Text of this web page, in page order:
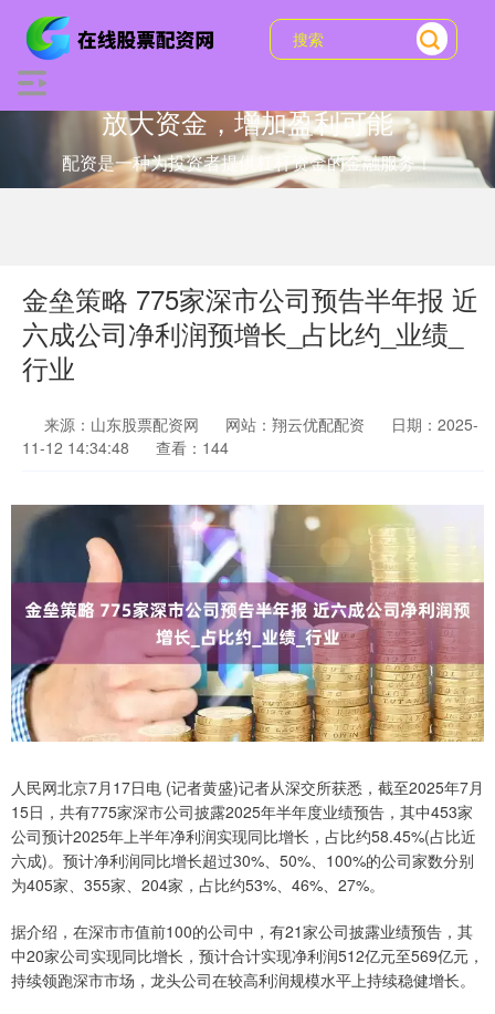
放大资金，增加盈利可能
配资是一种为投资者提供杠杆资金的金融服务！
金垒策略 775家深市公司预告半年报 近
六成公司净利润预增长_占比约_业绩_
行业
来源：山东股票配资网 网站：翔云优配配资
日期：2025-
11-12 14:34:48
查看：144
人民网北京7月17日电 (记者黄盛)记者从深交所获悉，截至2025年7月
15日，共有775家深市公司披露2025年半年度业绩预告，其中453家
公司预计2025年上半年净利润实现同比增长，占比约58.45%(占比近
六成)。预计净利润同比增长超过30%、50%、100%的公司家数分别
为405家、355家、204家，占比约53%、46%、27%。
据介绍，在深市市值前100的公司中，有21家公司披露业绩预告，其
中20家公司实现同比增长，预计合计实现净利润512亿元至569亿元，
持续领跑深市市场，龙头公司在较高利润规模水平上持续稳健增长。